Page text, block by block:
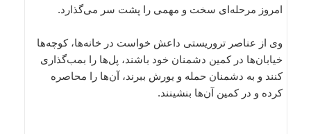
امروز مرحله‌ای سخت و مهمی را پشت سر می‌گذارد.
وی از عناصر تروریستی داعش خواست در خانه‌ها، کوچه‌ها
خیابان‌ها در کمین دشمنان خود باشند، پل‌ها را بمب‌گذاری
کنند و به دشمنان حمله و یورش ببرند، آن‌ها را محاصره
کرده و در کمین آن‌ها بنشینند.